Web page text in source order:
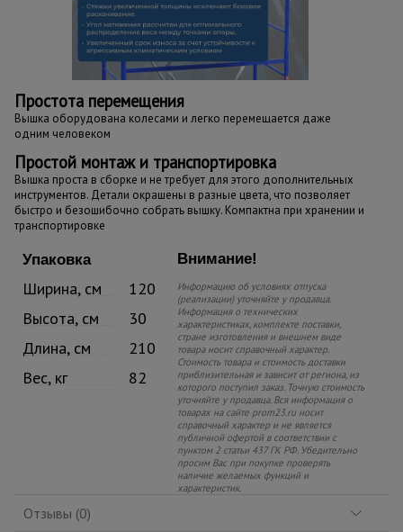
Простота перемещения
Вышка оборудована колесами и легко перемещается даже
одним человеком
Простой монтаж и транспортировка
Вышка проста в сборке и не требует для этого дополнительных
инструментов. Детали окрашены в разные цвета, что позволяет
быстро и безошибочно собрать вышку. Компактна при хранении и
транспортировке
Упаковка
Ширина, см
120
Высота, см
30
Длина, см
210
Вес, кг
82
Внимание!
Информацию об условиях отпуска
(реализации) уточняйте у продавца.
Информация о технических
характеристиках, комплекте поставки,
стране изготовления и внешнем виде
товара носит справочный характер.
Стоимость товара и стоимость доставки
приблизительная и зависит от региона, из
которого поступил заказ. Точную стоимость
уточняйте у продавца. Вся информация о
товарах на сайте prom23.ru носит
справочный характер и не является
публичной офертой в соответствии с
пунктом 2 статьи 437 ГК РФ. Убедительно
просим Вас при покупке проверять
наличие желаемых функций и
характеристик.
Отзывы (0)